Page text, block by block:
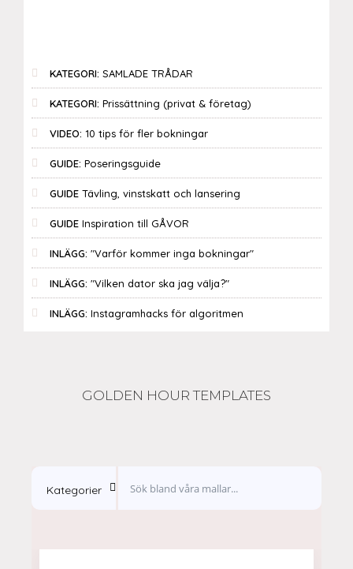
KATEGORI: SAMLADE TRÅDAR
KATEGORI: Prissättning (privat & företag)
VIDEO: 10 tips för fler bokningar
GUIDE: Poseringsguide
GUIDETävling, vinstskatt och lansering
GUIDEInspiration till GÅVOR
INLÄGG: "Varför kommer inga bokningar"
INLÄGG: "Vilken dator ska jag välja?"
INLÄGG: Instagramhacks för algoritmen
GOLDEN HOUR TEMPLATES
Kategorier